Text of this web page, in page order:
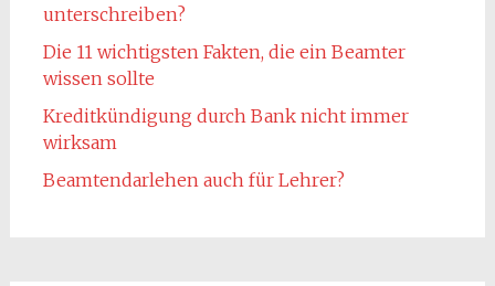
unterschreiben?
Die 11 wichtigsten Fakten, die ein Beamter
wissen sollte
Kreditkündigung durch Bank nicht immer
wirksam
Beamtendarlehen auch für Lehrer?